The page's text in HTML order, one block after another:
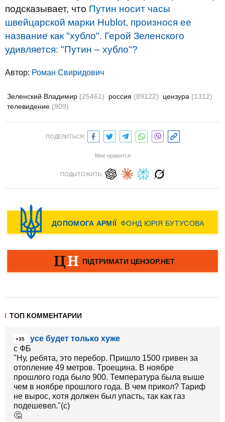
подсказывает, что Путин носит часы
швейцарской марки Hublot, произнося ее
название как "хубло". Герой Зеленского
удивляется: "Путин – хубло"?
Автор: Роман Свиридович
Зеленский Владимир (25461) россия (89122) цензура (1312)
телевидение (909)
ПОДЕЛИТЬСЯ:
Мне нравится
ПОДЫТОЖИТЬ:
ТОП КОММЕНТАРИИ
+35
усе будет только хуже
с ФБ
"Ну, ребята, это перебор. Пришло 1500 гривен за
отопление 49 метров. Троещина. В ноябре
прошлого года было 900. Температура была выше
чем в ноябре прошлого года. В чем прикол? Тариф
не вырос, хотя должен был упасть, так как газ
подешевел."(с)
🤔